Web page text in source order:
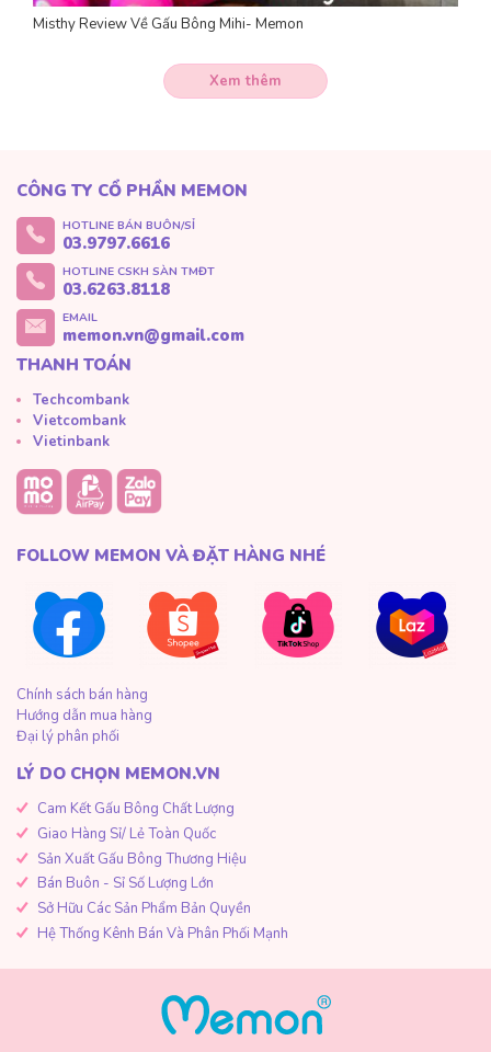
Misthy Review Về Gấu Bông Mihi- Memon
Xem thêm
CÔNG TY CỔ PHẦN MEMON
HOTLINE BÁN BUÔN/SỈ
03.9797.6616
HOTLINE CSKH SÀN TMĐT
03.6263.8118
EMAIL
memon.vn@gmail.com
THANH TOÁN
Techcombank
Vietcombank
Vietinbank
FOLLOW MEMON VÀ ĐẶT HÀNG NHÉ
Chính sách bán hàng
Hướng dẫn mua hàng
Đại lý phân phối
LÝ DO CHỌN MEMON.VN
Cam Kết Gấu Bông Chất Lượng
Giao Hàng Sỉ/ Lẻ Toàn Quốc
Sản Xuất Gấu Bông Thương Hiệu
Bán Buôn - Sỉ Số Lượng Lớn
Sở Hữu Các Sản Phẩm Bản Quyền
Hệ Thống Kênh Bán Và Phân Phối Mạnh